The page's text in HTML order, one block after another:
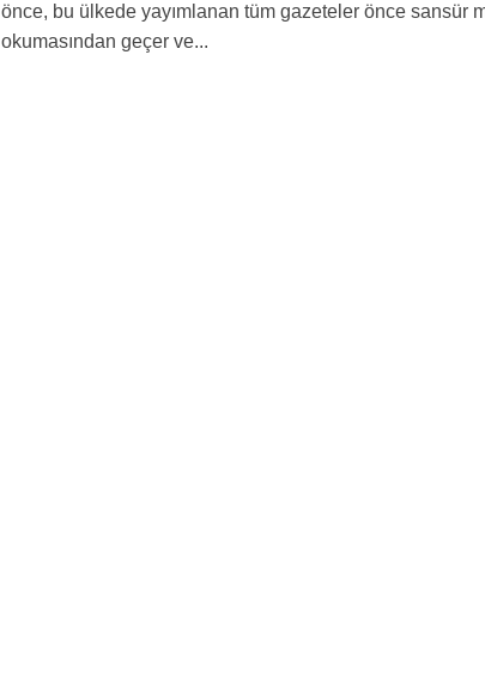
önce, bu ülkede yayımlanan tüm gazeteler önce sansür
okumasından geçer ve...